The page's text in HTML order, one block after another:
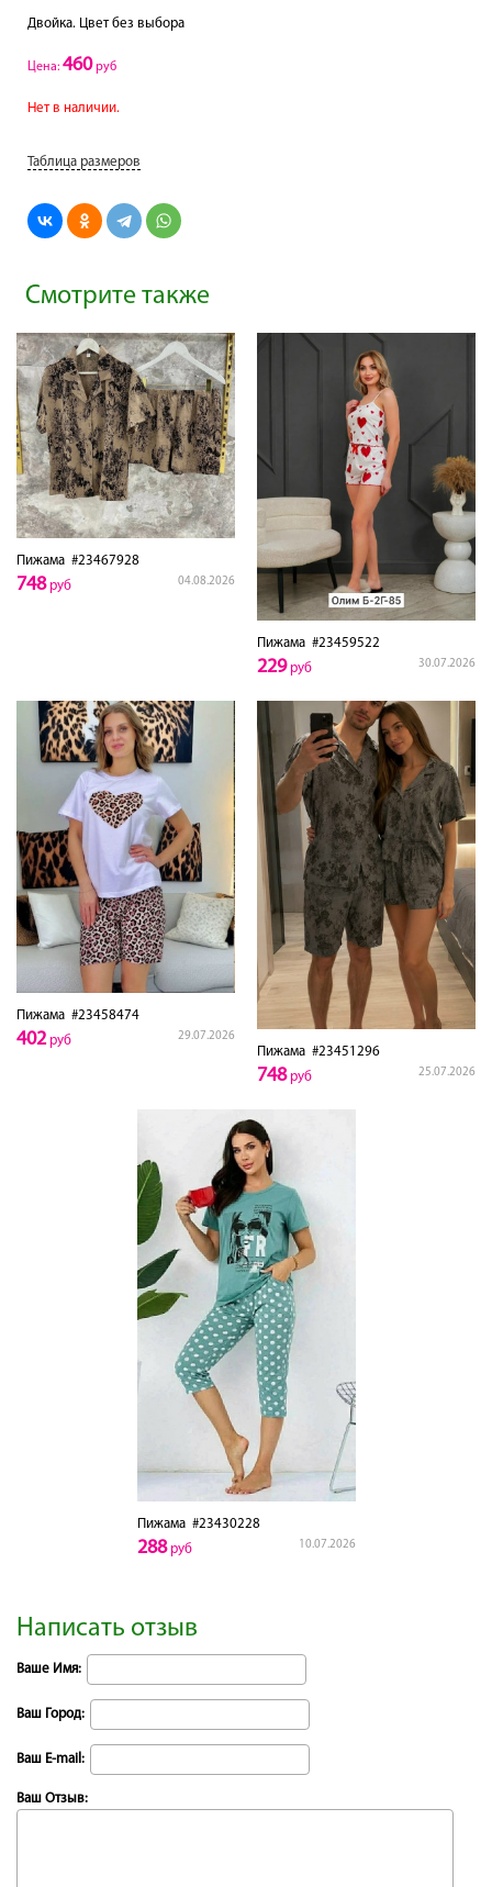
Двойка. Цвет без выбора
Цена: 460руб
Нет в наличии.
Таблица размеров
Смотрите также
Пижама #23467928
04.08.2026
748руб
Пижама #23459522
30.07.2026
229руб
Пижама #23458474
29.07.2026
402руб
Пижама #23451296
25.07.2026
748руб
Пижама#23430228
10.07.2026
288руб
Написать отзыв
Ваше Имя:
Ваш Город:
Ваш E-mail:
Ваш Отзыв: